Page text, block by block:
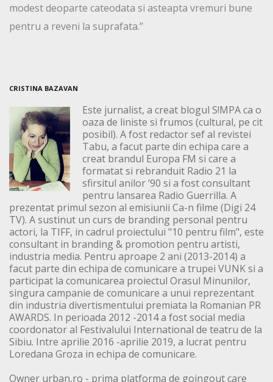
modest deoparte cateodata si asteapta vremuri bune
pentru a reveni la suprafata.”
CRISTINA BAZAVAN
Este jurnalist, a creat blogul S!MPA ca o
oaza de liniste si frumos (cultural, pe cit
posibil). A fost redactor sef al revistei
Tabu, a facut parte din echipa care a
creat brandul Europa FM si care a
formatat si rebranduit Radio 21 la
sfirsitul anilor ‘90 si a fost consultant
pentru lansarea Radio Guerrilla. A
prezentat primul sezon al emisiunii Ca-n filme (Digi 24
TV). A sustinut un curs de branding personal pentru
actori, la TIFF, in cadrul proiectului "10 pentru film", este
consultant in branding & promotion pentru artisti,
industria media. Pentru aproape 2 ani (2013-2014) a
facut parte din echipa de comunicare a trupei VUNK si a
participat la comunicarea proiectul Orasul Minunilor,
singura campanie de comunicare a unui reprezentant
din industria divertismentului premiata la Romanian PR
AWARDS. In perioada 2012 -2014 a fost social media
coordonator al Festivalului International de teatru de la
Sibiu. Intre aprilie 2016 -aprilie 2019, a lucrat pentru
Loredana Groza in echipa de comunicare.
Owner urban,ro - prima platforma de goingout care